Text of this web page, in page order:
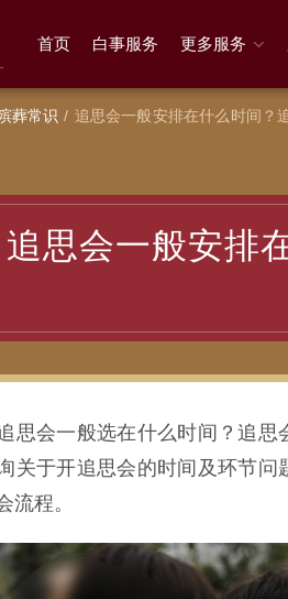
首页 白事服务 更多服务
葬常识 追思会一般安排在什么时间？
追思会一般安排
思会一般选在什么时间？追
关于开追思会的时间及环节
流程。